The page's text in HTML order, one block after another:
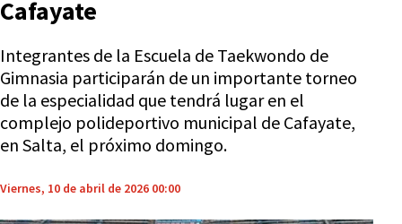
Cafayate
Integrantes de la Escuela de Taekwondo de
Gimnasia participarán de un importante torneo
de la especialidad que tendrá lugar en el
complejo polideportivo municipal de Cafayate,
en Salta, el próximo domingo.
Viernes, 10 de abril de 2026 00:00